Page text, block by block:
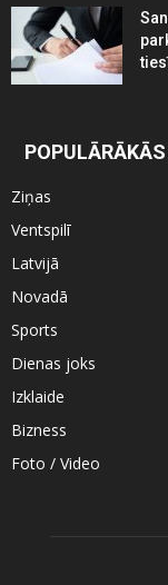
Ziņas
Ventspilī
Latvijā
Novadā
Sports
Dienas joks
Izklaide
Bizness
Foto / Video